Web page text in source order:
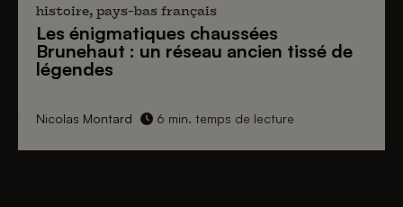
histoire, pays-bas français
Les énigmatiques chaussées
Brunehaut : un réseau ancien tissé de
légendes
Nicolas Montard 6 min. temps de lecture